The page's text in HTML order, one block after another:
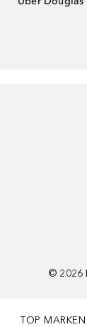
© 2026
TOP MARKEN